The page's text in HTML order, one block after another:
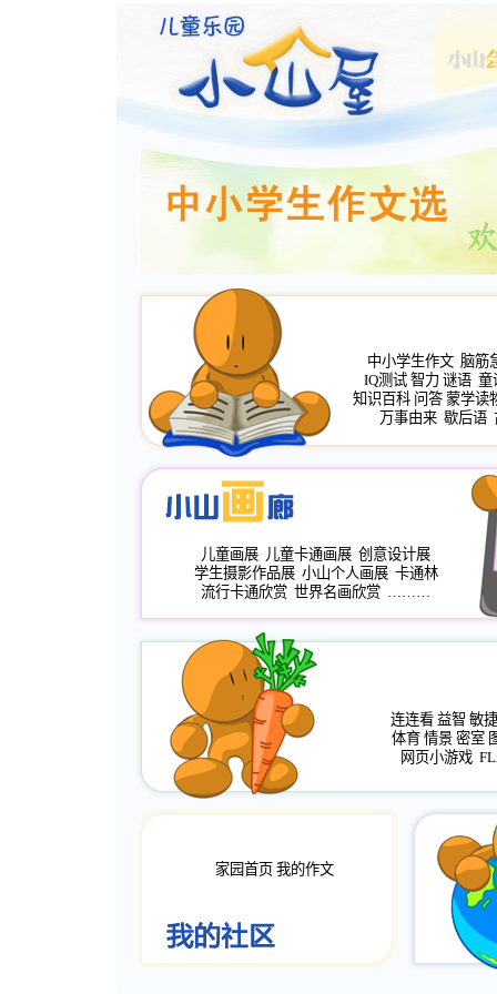
中小学生作文 脑筋
IQ测试 智力 谜语 童
知识百科 问答 蒙学读
万事由来 歇后语
儿童画展 儿童卡通画展 创意设计展
学生摄影作品展 小山个人画展 卡通林
流行卡通欣赏 世界名画欣赏 ………
连连看 益智 敏捷
体育 情景 密室
网页小游戏
家园首页 我的作文